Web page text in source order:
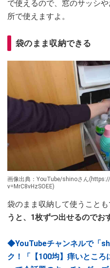
で使えるので、窓のサッシ
所で使えますよ。
袋のまま収納できる
画像出典：YouTube/shinoさん
v=MrC8vHzSOEE)
袋のまま収納して使うことも
うと、1枚ずつ出せるのでお
◆YouTubeチャンネルで「
ク！「【100均】痒いとこ